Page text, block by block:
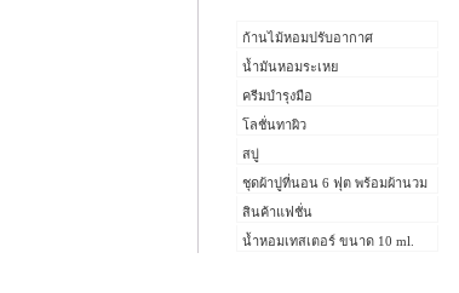
ก้านไม้หอมปรับอากาศ
น้ำมันหอมระเหย
ครีมบำรุงมือ
โลชั่นทาผิว
สบู่
ชุดผ้าปูที่นอน 6 ฟุต พร้อมผ้านวม
สินค้าแฟชั่น
น้ำหอมเทสเตอร์ ขนาด 10 ml.